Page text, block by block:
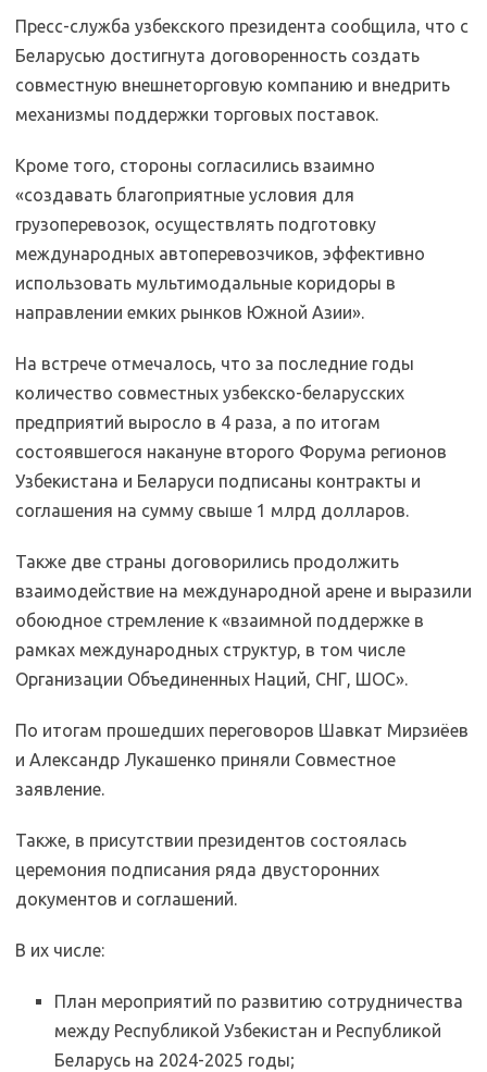
Пресс-служба узбекского президента сообщила, что с
Беларусью достигнута договоренность создать
совместную внешнеторговую компанию и внедрить
механизмы поддержки торговых поставок.
Кроме того, стороны согласились взаимно
«создавать благоприятные условия для
грузоперевозок, осуществлять подготовку
международных автоперевозчиков, эффективно
использовать мультимодальные коридоры в
направлении емких рынков Южной Азии».
На встрече отмечалось, что за последние годы
количество совместных узбекско-беларусских
предприятий выросло в 4 раза, а по итогам
состоявшегося накануне второго Форума регионов
Узбекистана и Беларуси подписаны контракты и
соглашения на сумму свыше 1 млрд долларов.
Также две страны договорились продолжить
взаимодействие на международной арене и выразили
обоюдное стремление к «взаимной поддержке в
рамках международных структур, в том числе
Организации Объединенных Наций, СНГ, ШОС».
По итогам прошедших переговоров Шавкат Мирзиёев
и Александр Лукашенко приняли Совместное
заявление.
Также, в присутствии президентов состоялась
церемония подписания ряда двусторонних
документов и соглашений.
В их числе:
План мероприятий по развитию сотрудничества
между Республикой Узбекистан и Республикой
Беларусь на 2024-2025 годы;